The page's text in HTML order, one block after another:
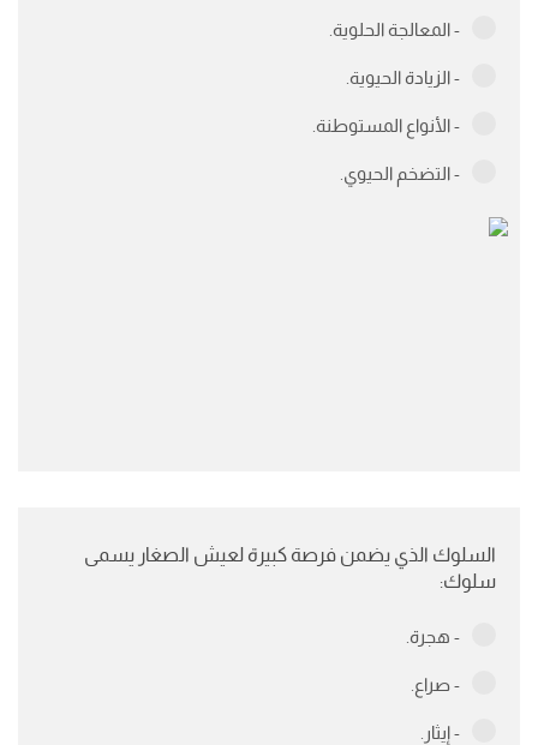
- المعالجة الحلوية.
- الزيادة الحيوية.
- الأنواع المستوطنة.
- التضخم الحيوي.
السلوك الذي يضمن فرصة كبيرة لعيش الصغار يسمى
سلوك:
- هجرة.
- صراع.
- إيثار.